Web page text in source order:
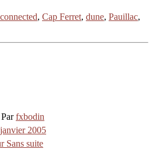
, Cap Ferret, dune, Pauillac,
Parfxbodin
2005
Sans suite